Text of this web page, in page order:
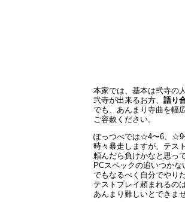
本家では、基本は弐寺の
弐寺が出来るお方、語り
でも、あんまり寺曲を幅
ご容赦ください。
ぽっつべでは☆4〜6、
時々暴走しますが、テス
頼んだら負けかなと思っ
PCスペックの追いつか
でもなるべく自分でやり
テストプレイ頼まれるの
あんまり難しいとできま